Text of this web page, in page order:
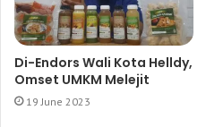
Di-Endors Wali Kota Helldy,
Omset UMKM Melejit
19 June 2023